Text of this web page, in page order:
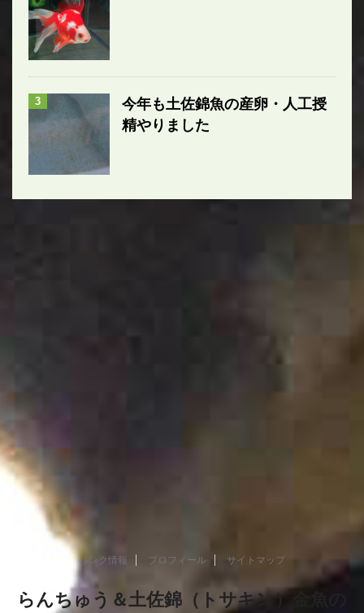
3
今年も土佐錦魚の産卵・人工授
精やりました
リンク情報 プロフィール サイトマップ
らんちゅう＆土佐錦（トサキン）金魚の